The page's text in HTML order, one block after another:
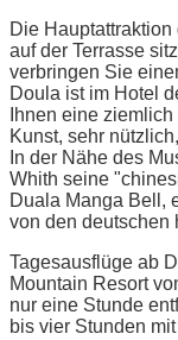
Die
auf der Terrasse
verbringen Sie
Doula ist im Hotel
Ihnen eine
Kunst, sehr
In der Nähe des
Whith seine
Duala Manga Bell,
von den deutschen
Tagesausflüge ab
Mountain Resort
nur eine Stunde
bis vier Stunden